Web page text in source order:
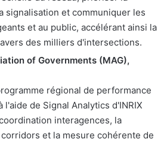
signalisation et communiquer les
et au public, accélérant ainsi la
des milliers d'intersections.
of Governments (MAG),
régional de performance
l'aide de Signal Analytics d'INRIX
interagences, la
et la mesure cohérente de